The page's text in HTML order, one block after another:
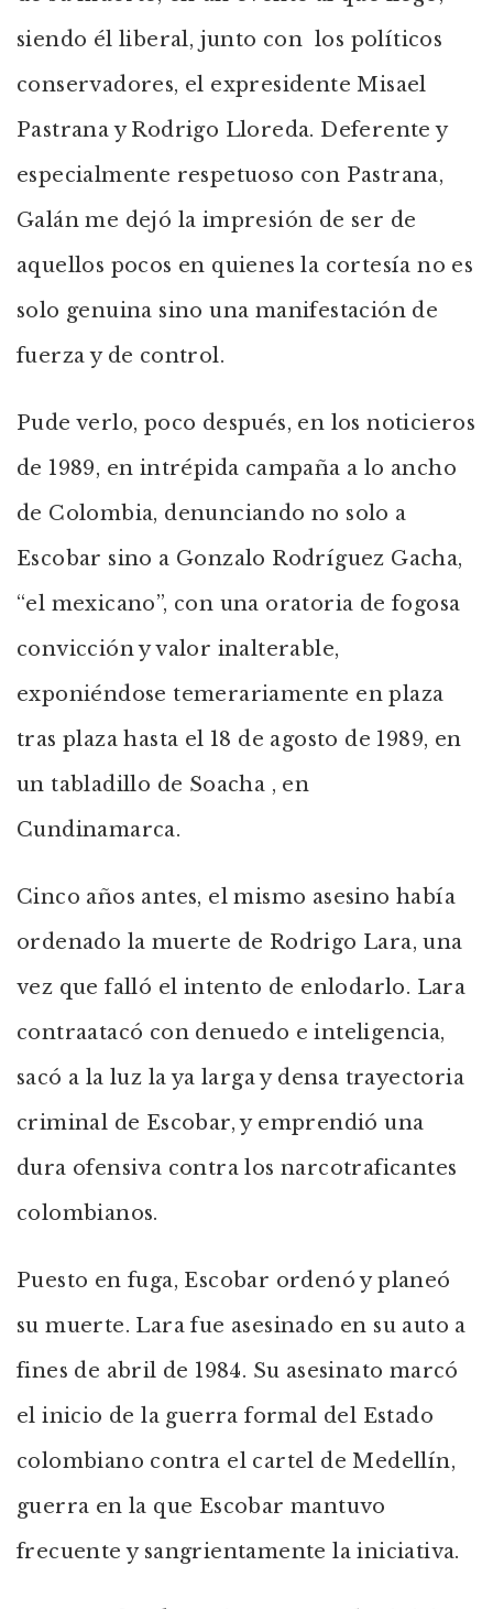
siendo él liberal, junto con los políticos
conservadores, el expresidente Misael
Pastrana y Rodrigo Lloreda. Deferente y
especialmente respetuoso con Pastrana,
Galán me dejó la impresión de ser de
aquellos pocos en quienes la cortesía no es
solo genuina sino una manifestación de
fuerza y de control.
Pude verlo, poco después, en los noticieros
de 1989, en intrépida campaña a lo ancho
de Colombia, denunciando no solo a
Escobar sino a Gonzalo Rodríguez Gacha,
“el mexicano”, con una oratoria de fogosa
convicción y valor inalterable,
exponiéndose temerariamente en plaza
tras plaza hasta el 18 de agosto de 1989, en
un tabladillo de Soacha , en
Cundinamarca.
Cinco años antes, el mismo asesino había
ordenado la muerte de Rodrigo Lara, una
vez que falló el intento de enlodarlo. Lara
contraatacó con denuedo e inteligencia,
sacó a la luz la ya larga y densa trayectoria
criminal de Escobar, y emprendió una
dura ofensiva contra los narcotraficantes
colombianos.
Puesto en fuga, Escobar ordenó y planeó
su muerte. Lara fue asesinado en su auto a
fines de abril de 1984. Su asesinato marcó
el inicio de la guerra formal del Estado
colombiano contra el cartel de Medellín,
guerra en la que Escobar mantuvo
frecuente y sangrientamente la iniciativa.